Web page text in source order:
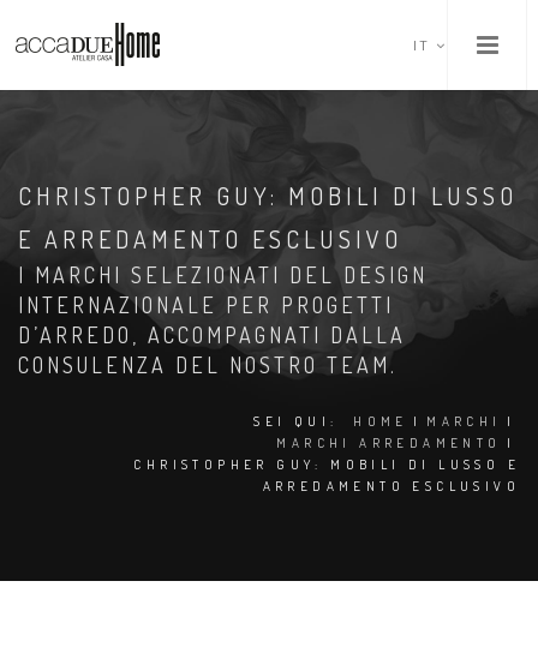
IT
CHRISTOPHER GUY: MOBILI DI LUSSO
E ARREDAMENTO ESCLUSIVO
I MARCHI SELEZIONATI DEL DESIGN
INTERNAZIONALE PER PROGETTI
D’ARREDO, ACCOMPAGNATI DALLA
CONSULENZA DEL NOSTRO TEAM.
SEI QUI: HOME | MARCHI
|
MARCHI ARREDAMENTO
|
CHRISTOPHER GUY: MOBILI DI LUSSO E
ARREDAMENTO ESCLUSIVO